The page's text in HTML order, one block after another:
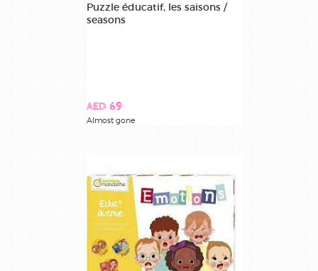
Puzzle éducatif, les saisons /
seasons
AED 69
Almost gone